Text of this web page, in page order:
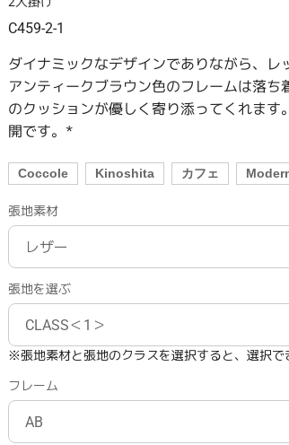
C459-2-1
ダイナミックなデザインでありながら、レ
アンティークブラウン色のフレームは落ち
のクッションが優しく寄り添ってくれま
開です。*
Coccole Kinoshita カフェ
張地素材
張地を選ぶ
※張地素材と張地のクラスを選択すると、選択で
フレーム